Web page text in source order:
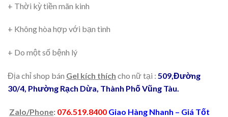
+ Thời kỳ tiền mãn kinh
+ Không hòa hợp với bạn tình
+ Do một số bệnh lý
Địa chỉ shop bán Gel kích thích cho nữ tại : 509,Đường
30/4, Phường Rạch Dừa, Thành Phố Vũng Tàu.
Zalo/Phone: 076.519.8400 Giao Hàng Nhanh – Giá Tốt